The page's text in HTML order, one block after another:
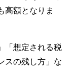
高額となりま
「想定される税
スの残し方」な